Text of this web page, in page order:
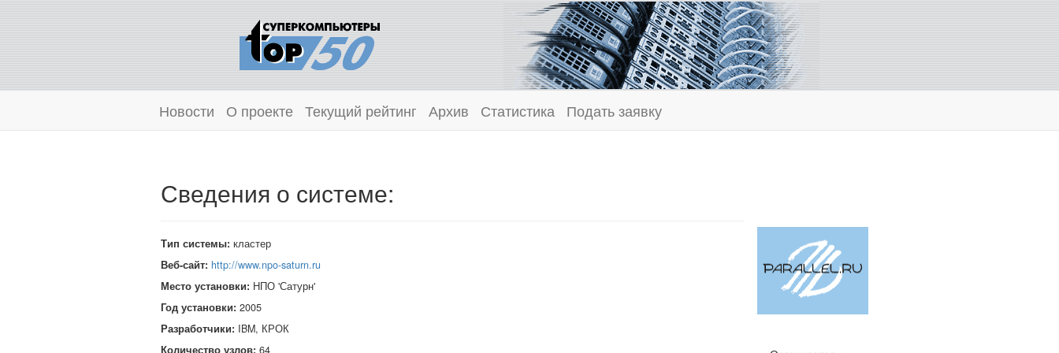
Новости О проекте Текущий рейтинг Архив Статистика Подать заявку
Сведения о системе:
Тип системы: кластер
Веб-сайт: http://www.npo-saturn.ru
Место установки: НПО 'Сатурн'
Год установки: 2005
Разработчики: IBM, КРОК
Количество узлов: 64